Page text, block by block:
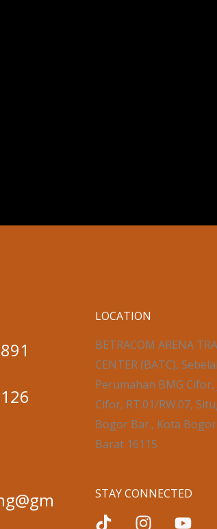
LOCATION
BETRACOM ARENA
CENTER (BATC),
Perumahan BMG Cifor,
Cifor, RT.01/RW.07,
Bogor Bar., Kota
Barat 16115
STAY CONNECTED